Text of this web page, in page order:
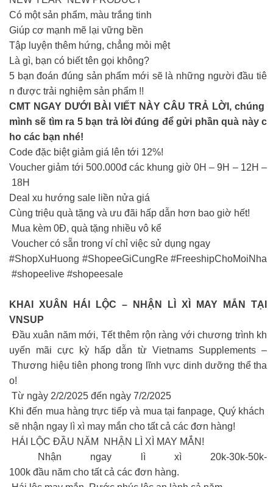
Có một sản phẩm, màu trắng tinh
Giúp cơ mạnh mẽ lại vững bền
Tập luyện thêm hứng, chẳng mỏi mệt
Là gì, bạn có biết tên gọi không?
5 bạn đoán đúng sản phẩm mới sẽ là những người đầu tiê
n được trải nghiệm sản phẩm !!
CMT NGAY DƯỚI BÀI VIẾT NÀY CÂU TRẢ LỜI, chúng
mình sẽ tìm ra 5 bạn trả lời đúng để gửi phần quà này c
ho các bạn nhé!
Code đặc biệt giảm giá lên tới 12%!
Voucher giảm tới 500.000đ các khung giờ 0H – 9H – 12H –
18H
Deal xu hướng sale liền nửa giá
Cùng triệu quà tặng và ưu đãi hấp dẫn hơn bao giờ hết!
Mua kèm 0Đ, quà tặng nhiều vô kể
Voucher có sẵn trong ví chỉ việc sử dụng ngay
#ShopXuHuong #ShopeeGiCungRe #FreeshipChoMoiNha
#shopeelive #shopeesale
KHAI XUÂN HÁI LỘC – NHẬN LÌ XÌ MAY MẮN TẠI
VNSUP
Đầu xuân năm mới, Tết thêm rộn ràng với chương trình kh
uyến mãi cực kỳ hấp dẫn từ Vietnams Supplements –
Thương hiệu tiên phong trong lĩnh vực dinh dưỡng thể tha
o!
Từ ngày 2/2/2025 đến ngày 7/2/2025
Khi đến mua hàng trực tiếp và mua tại fanpage, Quý khách
sẽ nhận ngay lì xì may mắn cho tất cả các đơn hàng!
HÁI LỘC ĐẦU NĂM NHẬN LÌ XÌ MAY MẮN!
Nhận ngay lì xì 20k-30k-50k-
100k đầu năm cho tất cả các đơn hàng.